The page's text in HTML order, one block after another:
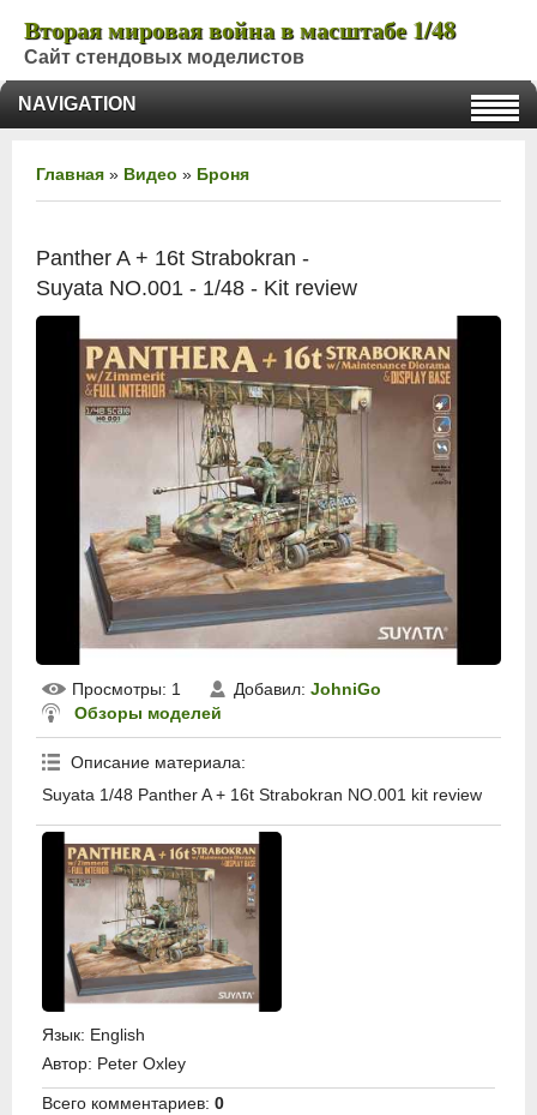
Вторая мировая война в масштабе 1/48
Сайт стендовых моделистов
NAVIGATION
Главная » Видео » Броня
Panther A + 16t Strabokran -
Suyata NO.001 - 1/48 - Kit review
Просмотры: 1 Добавил: JohniGo
Обзоры моделей
Описание материала:
Suyata 1/48 Panther A + 16t Strabokran NO.001 kit review
Язык: English
Автор: Peter Oxley
Всего комментариев: 0